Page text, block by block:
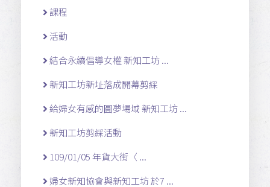
課程
活動
結合永續倡導女權 新知工坊 ...
新知工坊新址落成開幕剪綵
給婦女有感的圓夢場域 新知工坊 ...
新知工坊剪綵活動
109/01/05 年貨大街〈 ...
婦女新知協會與新知工坊 於7 ...